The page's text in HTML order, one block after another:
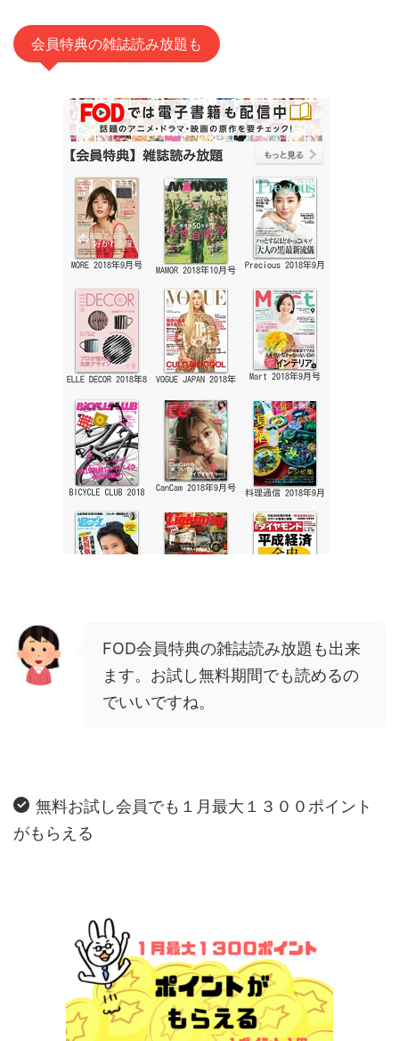
会員特典の雑誌読み放題も
FOD会員特典の雑誌読み放題も出来
ます。お試し無料期間でも読めるの
でいいですね。
無料お試し会員でも１月最大１３００ポイント
がもらえる